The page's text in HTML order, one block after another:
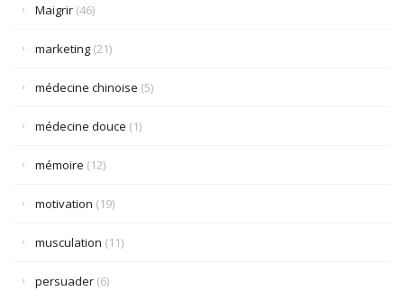
Maigrir (46)
marketing (21)
médecine chinoise (5)
médecine douce (1)
mémoire (12)
motivation (19)
musculation (11)
persuader (6)